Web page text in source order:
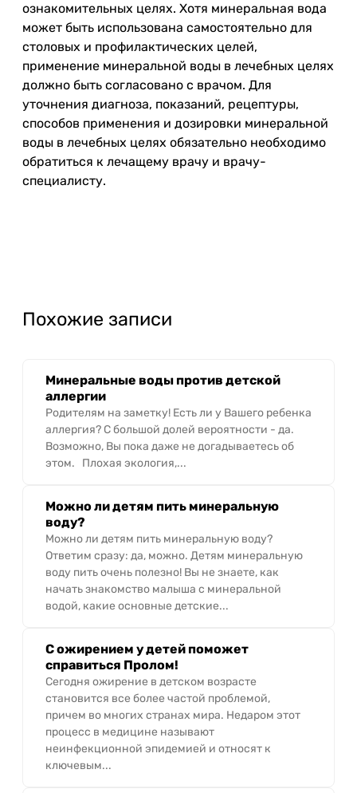
ознакомительных целях. Хотя минеральная вода
может быть использована самостоятельно для
столовых и профилактических целей,
применение минеральной воды в лечебных целях
должно быть согласовано с врачом. Для
уточнения диагноза, показаний, рецептуры,
способов применения и дозировки минеральной
воды в лечебных целях обязательно необходимо
обратиться к лечащему врачу и врачу-
специалисту.
Похожие записи
Минеральные воды против детской
аллергии
Родителям на заметку! Есть ли у Вашего ребенка
аллергия? С большой долей вероятности - да.
Возможно, Вы пока даже не догадываетесь об
этом. Плохая экология,...
Можно ли детям пить минеральную
воду?
Можно ли детям пить минеральную воду?
Ответим сразу: да, можно. Детям минеральную
воду пить очень полезно! Вы не знаете, как
начать знакомство малыша с минеральной
водой, какие основные детские...
С ожирением у детей поможет
справиться Пролом!
Сегодня ожирение в детском возрасте
становится все более частой проблемой,
причем во многих странах мира. Недаром этот
процесс в медицине называют
неинфекционной эпидемией и относят к
ключевым...